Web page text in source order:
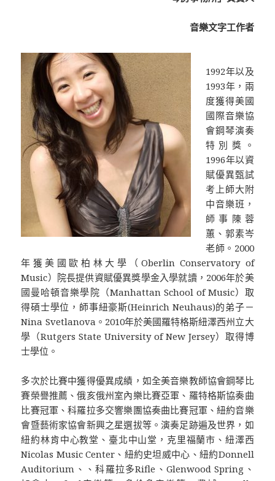
音樂文字工作者
1992年以及
1993年，兩
度獲得美國
國際音樂協
會鋼琴演奏
特別獎。
1996年以資
賦優異甄試
考上師大附
中音樂班，
師事陳蓉
蕙、郭素岑
老師。2000
年獲美國歐柏林大學（Oberlin Conservatory of
Music）院長提供資賦優異獎學金入學就讀，2006年於美
國曼哈頓音樂學院（Manhattan School of Music）取
得碩士學位，師事紐豪斯(Heinrich Neuhaus)的弟子－
Nina Svetlanova。2010年於美國羅特格斯紐澤西州立大
學（Rutgers State University of New Jersey）取得博
士學位。
多次於比賽中獲得優異成績，如全美音樂教師協會鋼琴比
賽榮譽推薦、俄亥俄州室內樂比賽亞軍、羅特格斯協奏曲
比賽冠軍、科羅拉多交響樂團協奏曲比賽冠軍、紐約音樂
會暨藝術家協會新興之星選拔等。演奏足跡遍及世界，如
紐約林肯中心教堂、臺北中山堂，克里福蘭市、紐澤西
Nicolas Music Center、紐約史坦威中心、紐約Donnell
Auditorium、、科羅拉多Rifle、Glenwood Spring、